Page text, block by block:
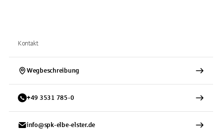
Kontakt
Wegbeschreibung
+49 3531 785-0
info@spk-elbe-elster.de